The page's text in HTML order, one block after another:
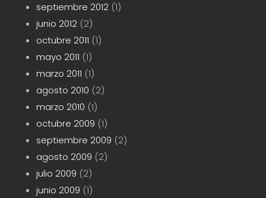
septiembre 2012(1)
junio 2012(2)
octubre 2011 (1)
mayo 2011 (1)
marzo 2011 (1)
agosto 2010 (2)
marzo 2010 (1)
octubre 2009 (1)
septiembre 2009 (2)
agosto 2009 (2)
julio 2009 (2)
junio 2009 (1)